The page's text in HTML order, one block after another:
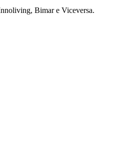
Bimar e Viceversa.